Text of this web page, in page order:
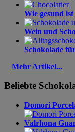
Wie gesund
Wein und
Schokolade
Mehr Artikel...
Beliebte
Domori
Valrhona